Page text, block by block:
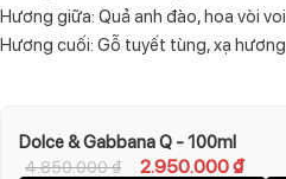
Hương giữa: Quả anh đào, hoa vòi voi
Hương cuối: Gỗ tuyết tùng, xạ hương
Dolce & Gabbana Q - 100ml
4.850.000₫ 2.950.000₫